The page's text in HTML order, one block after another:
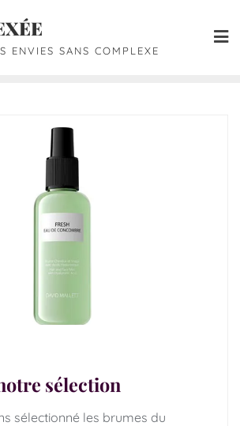
ENVIES SANS COMPLEXE
sélection
sélectionné les brumes du